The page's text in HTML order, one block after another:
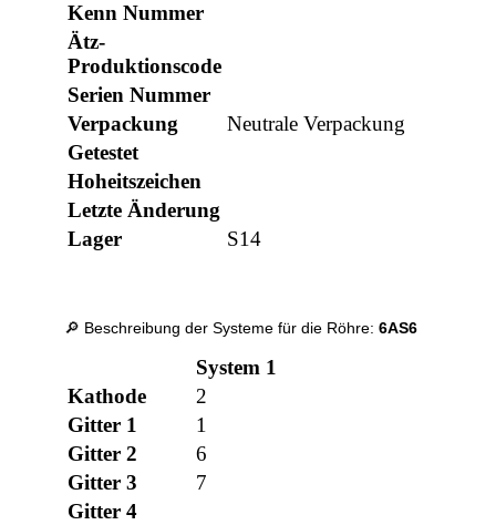
Kenn Nummer
Ätz-
Produktionscode
Serien Nummer
Verpackung
Neutrale Verpackung
Getestet
Hoheitszeichen
Letzte Änderung
Lager
S14
🔎 Beschreibung der Systeme für die Röhre:6AS6
System 1
Kathode
2
Gitter 1
1
Gitter 2
6
Gitter 3
7
Gitter 4